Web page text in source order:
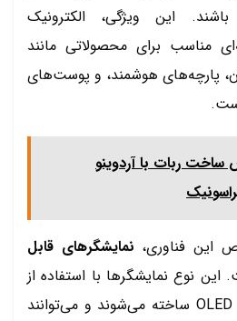
این ویژگی، الکترونیک
مناسب برای محصولاتی مانند
پارچه‌های هوشمند، و پوست‌های
ساخت ربات با آردوینو
این فناوری، نمایشگرهای قابل
این نوع نمایشگرها با استفاده از
LEDهای انعطاف‌پذیر یا OLED ساخته می‌شوند و می‌توانند